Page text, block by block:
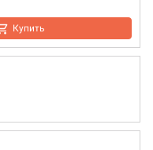
Купить